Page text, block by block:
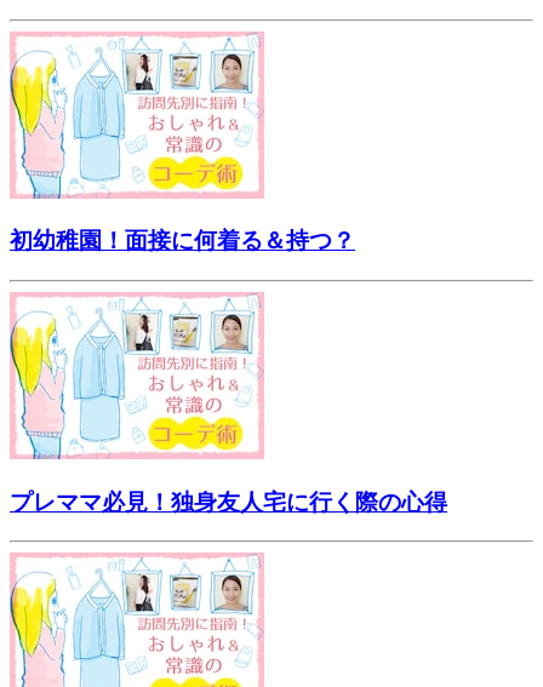
初幼稚園！面接に何着る＆持つ？
プレママ必見！独身友人宅に行く際の心得